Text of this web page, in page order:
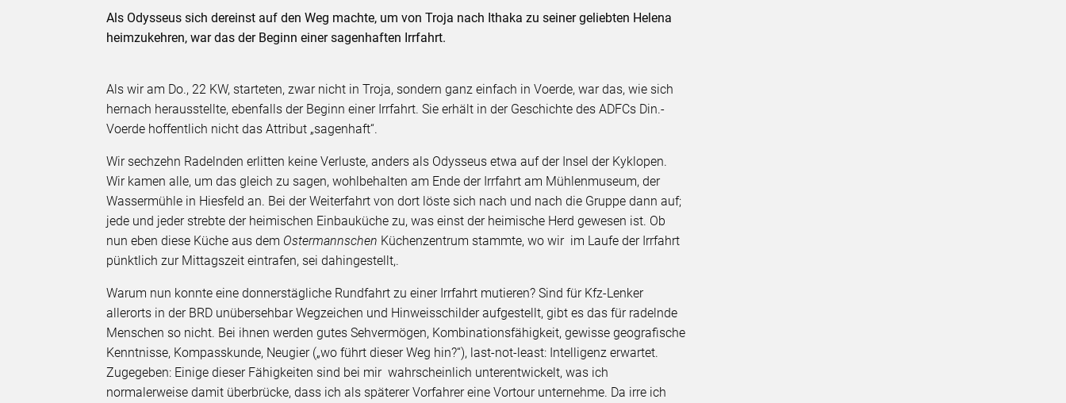
Als Odysseus sich dereinst auf den Weg machte, um von Troja nach Ithaka zu seiner geliebten Helena
heimzukehren, war das der Beginn einer sagenhaften Irrfahrt.
Als wir am Do., 22 KW, starteten, zwar nicht in Troja, sondern ganz einfach in Voerde, war das, wie sich
hernach herausstellte, ebenfalls der Beginn einer Irrfahrt. Sie erhält in der Geschichte des ADFCs Din.-
Voerde hoffentlich nicht das Attribut „sagenhaft“.
Wir sechzehn Radelnden erlitten keine Verluste, anders als Odysseus etwa auf der Insel der Kyklopen.
Wir kamen alle, um das gleich zu sagen, wohlbehalten am Ende der Irrfahrt am Mühlenmuseum, der
Wassermühle in Hiesfeld an. Bei der Weiterfahrt von dort löste sich nach und nach die Gruppe dann auf;
jede und jeder strebte der heimischen Einbauküche zu, was einst der heimische Herd gewesen ist. Ob
nun eben diese Küche aus dem Ostermannschen Küchenzentrum stammte, wo wir im Laufe der Irrfahrt
pünktlich zur Mittagszeit eintrafen, sei dahingestellt,.
Warum nun konnte eine donnerstägliche Rundfahrt zu einer Irrfahrt mutieren? Sind für Kfz-Lenker
allerorts in der BRD unübersehbar Wegzeichen und Hinweisschilder aufgestellt, gibt es das für radelnde
Menschen so nicht. Bei ihnen werden gutes Sehvermögen, Kombinationsfähigkeit, gewisse geografische
Kenntnisse, Kompasskunde, Neugier („wo führt dieser Weg hin?“), last-not-least: Intelligenz erwartet.
Zugegeben: Einige dieser Fähigkeiten sind bei mir wahrscheinlich unterentwickelt, was ich
normalerweise damit überbrücke, dass ich als späterer Vorfahrer eine Vortour unternehme. Da irre ich